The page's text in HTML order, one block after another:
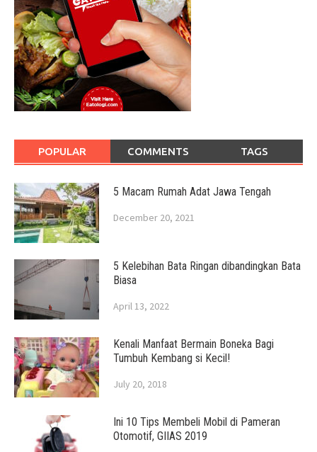
POPULAR COMMENTS TAGS
5 Macam Rumah Adat Jawa Tengah
December 20, 2021
5 Kelebihan Bata Ringan dibandingkan Bata
Biasa
April 13, 2022
Kenali Manfaat Bermain Boneka Bagi
Tumbuh Kembang si Kecil!
July 20, 2018
Ini 10 Tips Membeli Mobil di Pameran
Otomotif, GIIAS 2019